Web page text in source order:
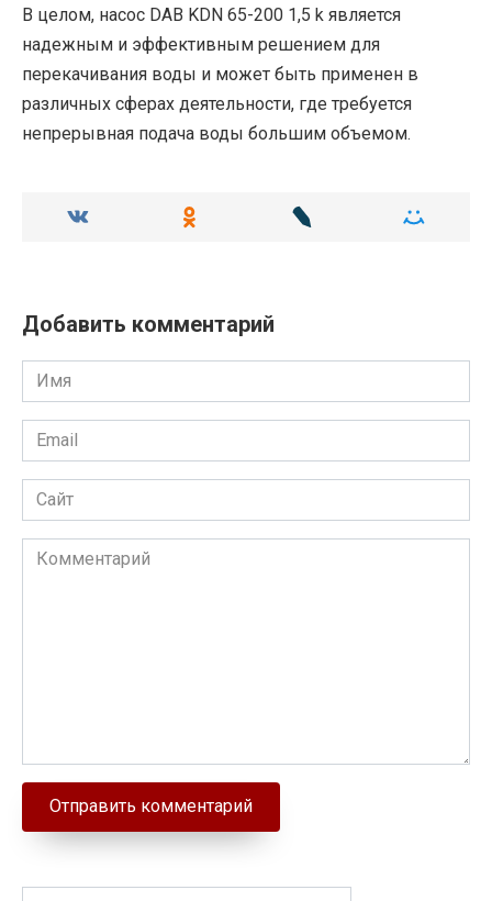
В целом, насос DAB KDN 65-200 1,5 k является
надежным и эффективным решением для
перекачивания воды и может быть применен в
различных сферах деятельности, где требуется
непрерывная подача воды большим объемом.
Добавить комментарий
Имя
Email
Сайт
Комментарий